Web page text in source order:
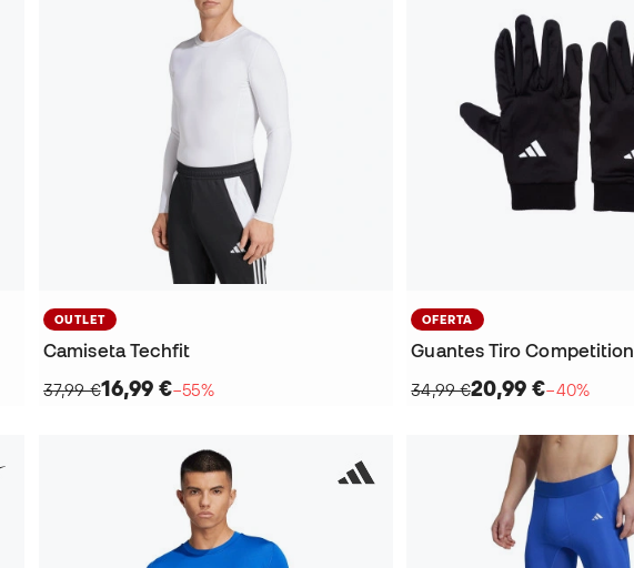
OUTLET
Camiseta Techfit
37,99 €16,99 €−55%
OFERTA
Guantes Tiro Competition
34,99 €20,99 €−40%